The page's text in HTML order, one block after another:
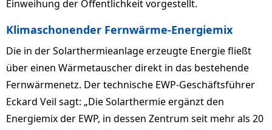
Einweihung der Öffentlichkeit vorgestellt.
Klimaschonender Fernwärme-Energiemix
Die in der Solarthermieanlage erzeugte Energie fließt
über einen Wärmetauscher direkt in das bestehende
Fernwärmenetz. Der technische EWP-Geschäftsführer
Eckard Veil sagt: „Die Solarthermie ergänzt den
Energiemix der EWP, in dessen Zentrum seit mehr als 20